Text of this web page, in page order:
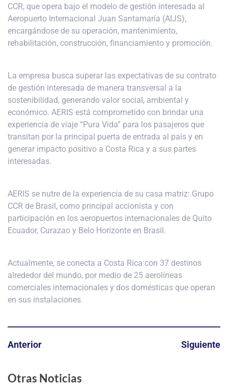
CCR, que opera bajo el modelo de gestión interesada al
Aeropuerto Internacional Juan Santamaría (AIJS),
encargándose de su operación, mantenimiento,
rehabilitación, construcción, financiamiento y promoción.
La empresa busca superar las expectativas de su contrato
de gestión interesada de manera transversal a la
sostenibilidad, generando valor social, ambiental y
económico. AERIS está comprometido con brindar una
experiencia de viaje “Pura Vida” para los pasajeros que
transitan por la principal puerta de entrada al país y en
generar impacto positivo a Costa Rica y a sus partes
interesadas.
AERIS se nutre de la experiencia de su casa matriz: Grupo
CCR de Brasil, como principal accionista y con
participación en los aeropuertos internacionales de Quito
Ecuador, Curazao y Belo Horizonte en Brasil.
Actualmente, se conecta a Costa Rica con 37 destinos
alrededor del mundo, por medio de 25 aerolíneas
comerciales internacionales y dos domésticas que operan
en sus instalaciones.
Anterior Siguiente
Otras Noticias